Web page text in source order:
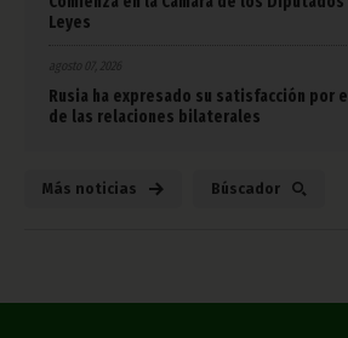
Leyes
agosto 07, 2026
Rusia ha expresado su satisfacción por
de las relaciones bilaterales
Más noticias Búscador